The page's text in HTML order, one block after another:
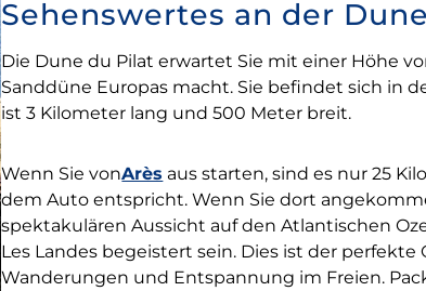
Sehenswertes an der
Die Dune du Pilat erwartet Sie mit einer Höhe
Sanddüne Europas macht. Sie befindet sich in
ist 3 Kilometer lang und 500 Meter breit.
Wenn Sie vonArès aus starten, sind es nur 25
dem Auto entspricht. Wenn Sie dort
spektakulären Aussicht auf den Atlantischen
Les Landes begeistert sein. Dies ist der
Wanderungen und Entspannung im Freien.